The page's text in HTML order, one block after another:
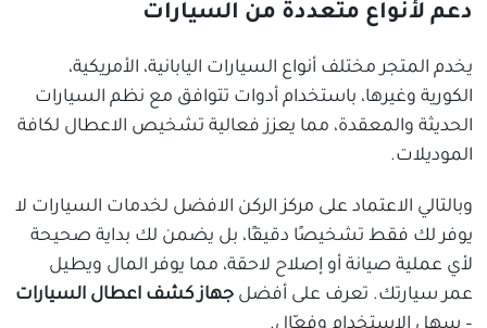
دعم لأنواع متعددة من السيارات
يخدم المتجر مختلف أنواع السيارات اليابانية، الأمريكية،
الكورية وغيرها، باستخدام أدوات تتوافق مع نظم السيارات
الحديثة والمعقدة، مما يعزز فعالية تشخيص الاعطال لكافة
الموديلات.
وبالتالي الاعتماد على مركز الركن الافضل لخدمات السيارات لا
يوفر لك فقط تشخيصًا دقيقًا، بل يضمن لك بداية صحيحة
لأي عملية صيانة أو إصلاح لاحقة، مما يوفر المال ويطيل
عمر سيارتك. تعرف على أفضلجهاز كشف اعطال السيارات